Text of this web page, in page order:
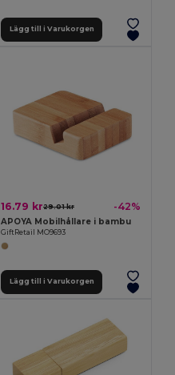
Lägg till i Varukorgen
16.79 kr29.01 kr -42%
APOYA Mobilhållare i bambu
GiftRetail MO9693
Lägg till i Varukorgen